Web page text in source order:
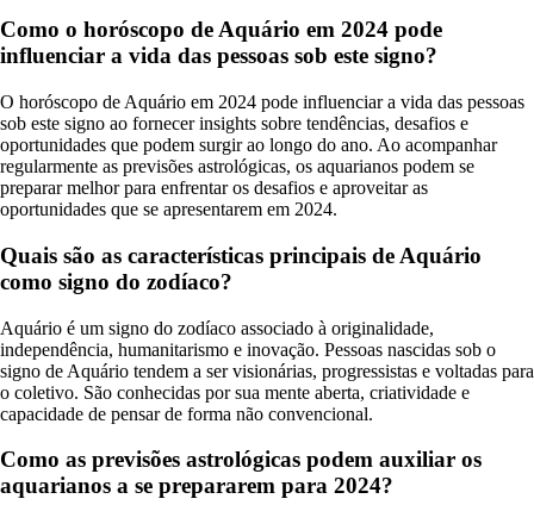
Como o horóscopo de Aquário em 2024 pode
influenciar a vida das pessoas sob este signo?
O horóscopo de Aquário em 2024 pode influenciar a vida das pessoas
sob este signo ao fornecer insights sobre tendências, desafios e
oportunidades que podem surgir ao longo do ano. Ao acompanhar
regularmente as previsões astrológicas, os aquarianos podem se
preparar melhor para enfrentar os desafios e aproveitar as
oportunidades que se apresentarem em 2024.
Quais são as características principais de Aquário
como signo do zodíaco?
Aquário é um signo do zodíaco associado à originalidade,
independência, humanitarismo e inovação. Pessoas nascidas sob o
signo de Aquário tendem a ser visionárias, progressistas e voltadas para
o coletivo. São conhecidas por sua mente aberta, criatividade e
capacidade de pensar de forma não convencional.
Como as previsões astrológicas podem auxiliar os
aquarianos a se prepararem para 2024?